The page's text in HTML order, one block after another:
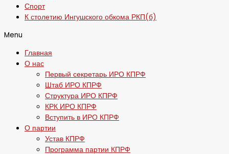
Спорт
К столетию Ингушского обкома РКП(б)
Menu
Главная
О нас
Первый секретарь ИРО КПРФ
Штаб ИРО КПРФ
Структура ИРО КПРФ
КРК ИРО КПРФ
Вступить в ИРО КПРФ
О партии
Устав КПРФ
Программа партии КПРФ